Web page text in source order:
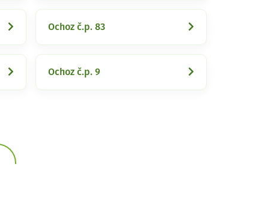
Ochoz č.p. 83
Ochoz č.p. 9